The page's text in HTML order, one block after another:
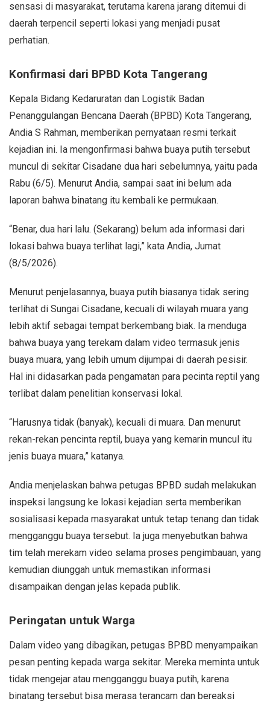
sensasi di masyarakat, terutama karena jarang ditemui di
daerah terpencil seperti lokasi yang menjadi pusat
perhatian.
Konfirmasi dari BPBD Kota Tangerang
Kepala Bidang Kedaruratan dan Logistik Badan
Penanggulangan Bencana Daerah (BPBD) Kota Tangerang,
Andia S Rahman, memberikan pernyataan resmi terkait
kejadian ini. Ia mengonfirmasi bahwa buaya putih tersebut
muncul di sekitar Cisadane dua hari sebelumnya, yaitu pada
Rabu (6/5). Menurut Andia, sampai saat ini belum ada
laporan bahwa binatang itu kembali ke permukaan.
“Benar, dua hari lalu. (Sekarang) belum ada informasi dari
lokasi bahwa buaya terlihat lagi,” kata Andia, Jumat
(8/5/2026).
Menurut penjelasannya, buaya putih biasanya tidak sering
terlihat di Sungai Cisadane, kecuali di wilayah muara yang
lebih aktif sebagai tempat berkembang biak. Ia menduga
bahwa buaya yang terekam dalam video termasuk jenis
buaya muara, yang lebih umum dijumpai di daerah pesisir.
Hal ini didasarkan pada pengamatan para pecinta reptil yang
terlibat dalam penelitian konservasi lokal.
“Harusnya tidak (banyak), kecuali di muara. Dan menurut
rekan-rekan pencinta reptil, buaya yang kemarin muncul itu
jenis buaya muara,” katanya.
Andia menjelaskan bahwa petugas BPBD sudah melakukan
inspeksi langsung ke lokasi kejadian serta memberikan
sosialisasi kepada masyarakat untuk tetap tenang dan tidak
mengganggu buaya tersebut. Ia juga menyebutkan bahwa
tim telah merekam video selama proses pengimbauan, yang
kemudian diunggah untuk memastikan informasi
disampaikan dengan jelas kepada publik.
Peringatan untuk Warga
Dalam video yang dibagikan, petugas BPBD menyampaikan
pesan penting kepada warga sekitar. Mereka meminta untuk
tidak mengejar atau mengganggu buaya putih, karena
binatang tersebut bisa merasa terancam dan bereaksi